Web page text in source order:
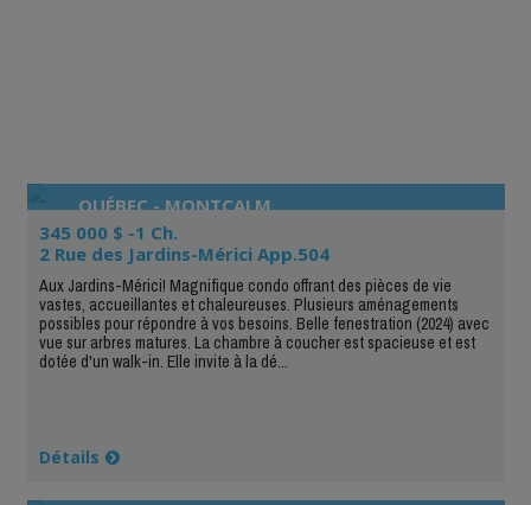
QUÉBEC - MONTCALM
345 000 $ -1 Ch.
2 Rue des Jardins-Mérici App.504
Aux Jardins-Mérici! Magnifique condo offrant des pièces de vie
vastes, accueillantes et chaleureuses. Plusieurs aménagements
possibles pour répondre à vos besoins. Belle fenestration (2024) avec
vue sur arbres matures. La chambre à coucher est spacieuse et est
dotée d'un walk-in. Elle invite à la dé...
Détails